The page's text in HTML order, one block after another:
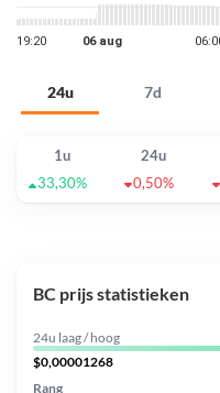
24u 7d
1u 24u
33,30%
0,50%
BC prijs statistieken
24u laag / hoog
$0,00001268
Rang